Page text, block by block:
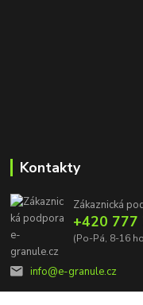
Kontakty
Zákaznická
+420 777
(Po-Pá, 8-16
info@e-granule.cz